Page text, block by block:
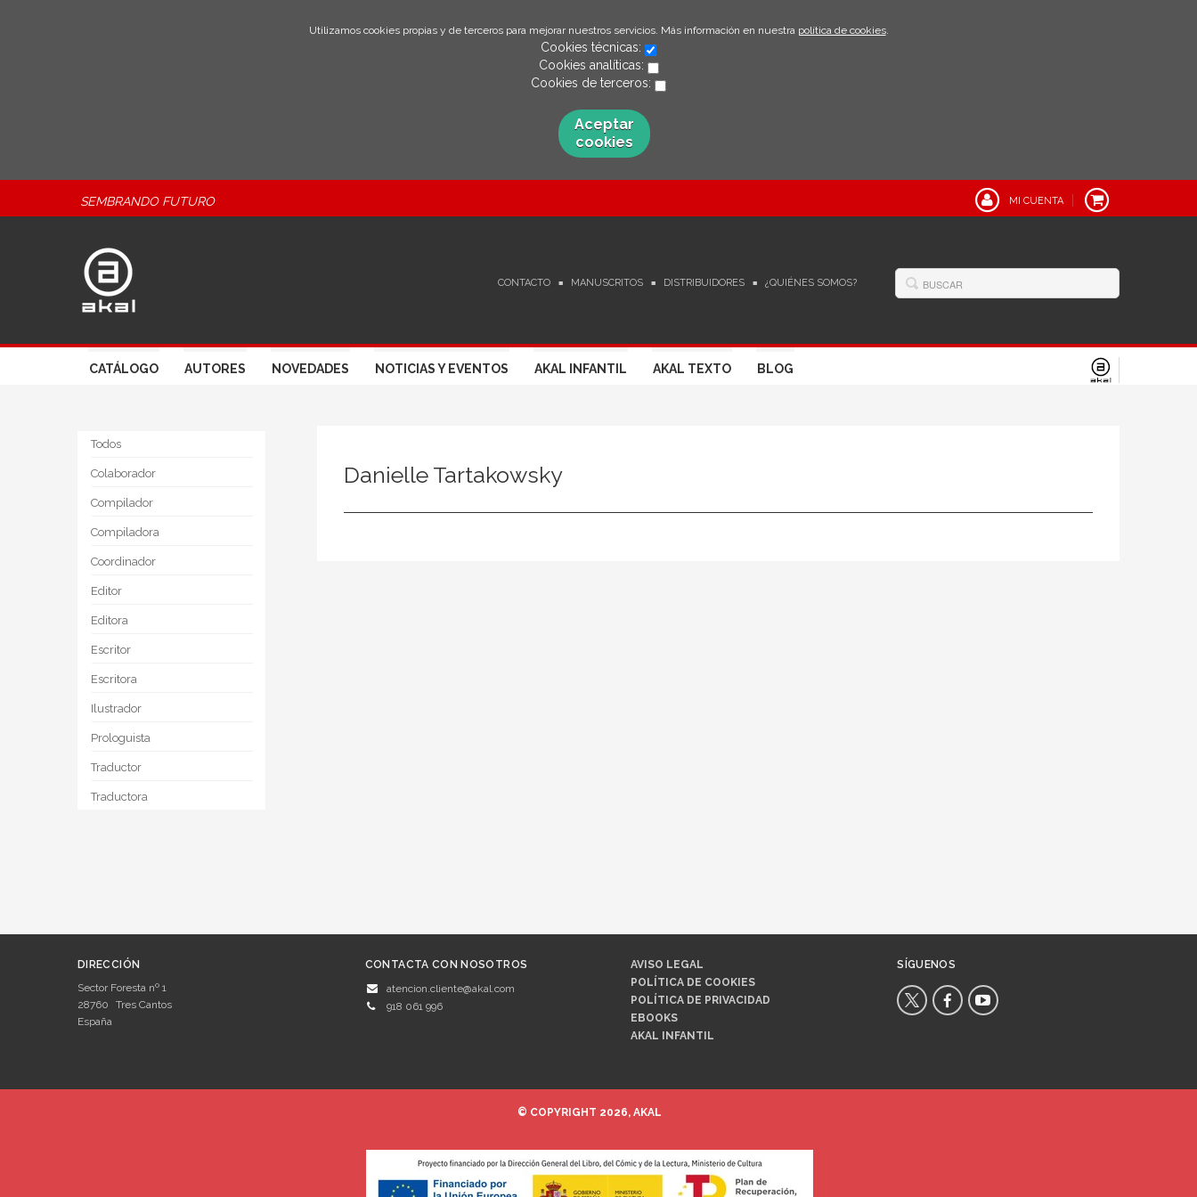
Utilizamos cookies propias y de terceros para mejorar nuestros servicios. Más información en nuestra política de cookies.
Cookies técnicas:
Cookies analíticas:
Cookies de terceros:
Aceptar
cookies
SEMBRANDO FUTURO MI CUENTA
CONTACTO MANUSCRITOS DISTRIBUIDORES ¿QUIÉNES SOMOS?
CATÁLOGO AUTORES NOVEDADES NOTICIAS Y EVENTOS AKAL INFANTIL AKAL TEXTO BLOG
Todos
Colaborador
Compilador
Compiladora
Coordinador
Editor
Editora
Escritor
Escritora
Ilustrador
Prologuista
Traductor
Traductora
Danielle Tartakowsky
DIRECCIÓN
Sector Foresta nº 1
28760
Tres Cantos
España
CONTACTA CON NOSOTROS
atencion.cliente@akal.com
918 061 996
AVISO LEGAL
POLÍTICA DE COOKIES
POLÍTICA DE PRIVACIDAD
EBOOKS
AKAL INFANTIL
SÍGUENOS
© COPYRIGHT 2026, AKAL